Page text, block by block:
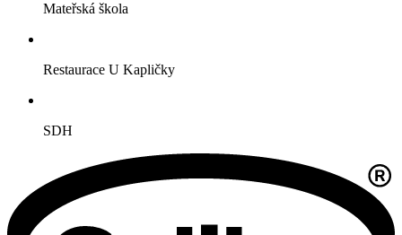
Mateřská škola
Restaurace U Kapličky
SDH